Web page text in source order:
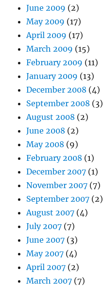
June 2009 (2)
May 2009 (17)
April 2009 (17)
March 2009 (15)
February 2009 (11)
January 2009 (13)
December 2008 (4)
September 2008 (3)
August 2008 (2)
June 2008 (2)
May 2008 (9)
February 2008 (1)
December 2007 (1)
November 2007 (7)
September 2007 (2)
August 2007 (4)
July 2007 (7)
June 2007 (3)
May 2007 (4)
April 2007 (2)
March 2007 (7)